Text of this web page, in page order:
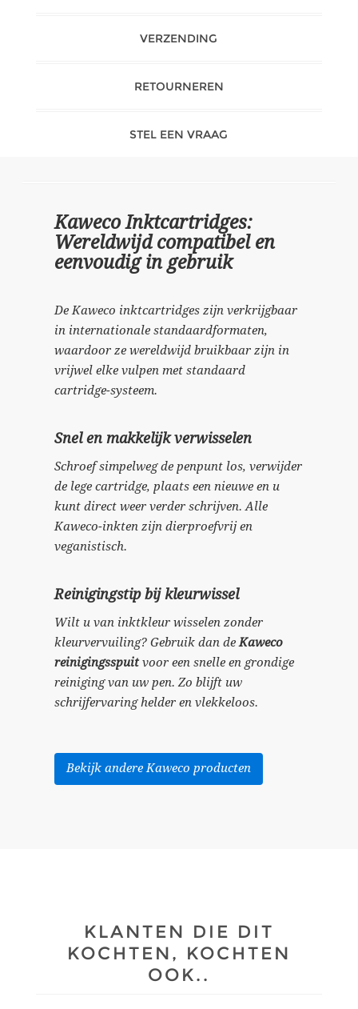
VERZENDING
RETOURNEREN
STEL EEN VRAAG
Kaweco Inktcartridges:
Wereldwijd compatibel en
eenvoudig in gebruik
De Kaweco inktcartridges zijn verkrijgbaar
in internationale standaardformaten,
waardoor ze wereldwijd bruikbaar zijn in
vrijwel elke vulpen met standaard
cartridge-systeem.
Snel en makkelijk verwisselen
Schroef simpelweg de penpunt los, verwijder
de lege cartridge, plaats een nieuwe en u
kunt direct weer verder schrijven. Alle
Kaweco-inkten zijn dierproefvrij en
veganistisch.
Reinigingstip bij kleurwissel
Wilt u van inktkleur wisselen zonder
kleurvervuiling? Gebruik dan deKaweco
reinigingsspuitvoor een snelle en grondige
reiniging van uw pen. Zo blijft uw
schrijfervaring helder en vlekkeloos.
Bekijk andere Kaweco producten
KLANTEN DIE DIT
KOCHTEN, KOCHTEN
OOK..